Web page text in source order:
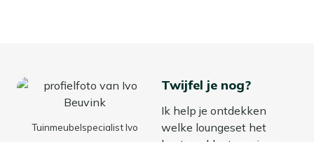
Tuinmeubelspecialist Ivo
Twijfel je nog?
Ik help je ontdekken
welke loungeset het